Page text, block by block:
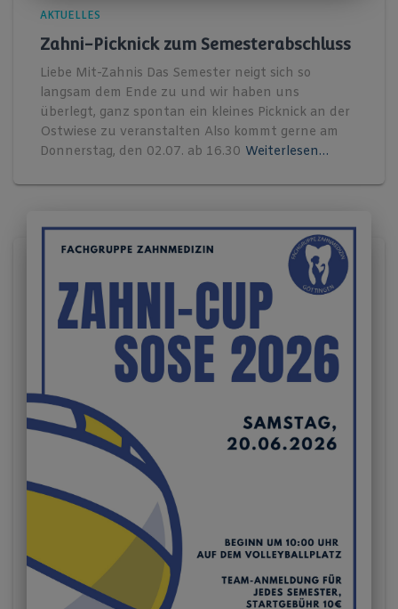
AKTUELLES
Zahni-Picknick zum Semesterabschluss
Liebe Mit-Zahnis Das Semester neigt sich so
langsam dem Ende zu und wir haben uns
überlegt, ganz spontan ein kleines Picknick an der
Ostwiese zu veranstalten Also kommt gerne am
Donnerstag, den 02.07. ab 16.30 Weiterlesen…